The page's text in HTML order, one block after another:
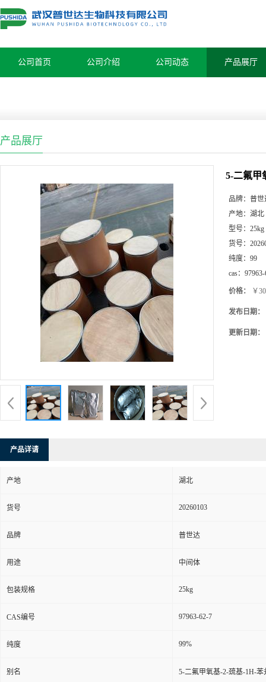
公司首页 公司介绍 公司动态 产品展厅
产品展厅
5-二氟甲
品牌： 普世
产地： 湖北
型号： 25kg
货号：
纯度： 99
cas：
价格： ￥
发布日期：
更新日期：
产品详请
产地 湖北
货号 20260103
品牌 普世达
用途 中间体
包装规格 25kg
CAS编号 97963-62-7
纯度 99%
别名 5-二氟甲氧基-2-巯基-1H-苯